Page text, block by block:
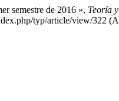
semestre de 2016 », Teoría
typ/article/view/322